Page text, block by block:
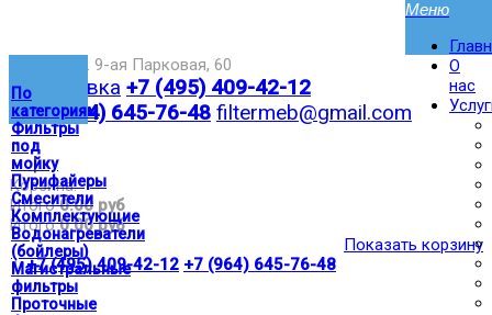
По
категориям
Фильтры
под
мойку
Пурифайеры
Смесители
Комплектующие
Водонагреватели
(бойлеры)
Магистральные
фильтры
Проточные
Москва,ул. 9-ая Парковая, 60
Доставка +7 (495) 409-42-12
+7 (964) 645-76-48 filtermeb@gmail.com
|
Корзина:
Итого0.00 руб
Итого0.00 руб
Показать корзину
| +7 (495) 409-42-12 +7 (964) 645-76-48
О
нас